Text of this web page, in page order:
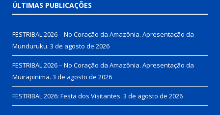
ÚLTIMAS PUBLICAÇÕES
FESTRIBAL 2026 – No Coração da Amazônia. Apresentação da
Munduruku. 3 de agosto de 2026
FESTRIBAL 2026 – No Coração da Amazônia. Apresentação da
Muirapinima. 3 de agosto de 2026
FESTRIBAL 2026: Festa dos Visitantes. 3 de agosto de 2026